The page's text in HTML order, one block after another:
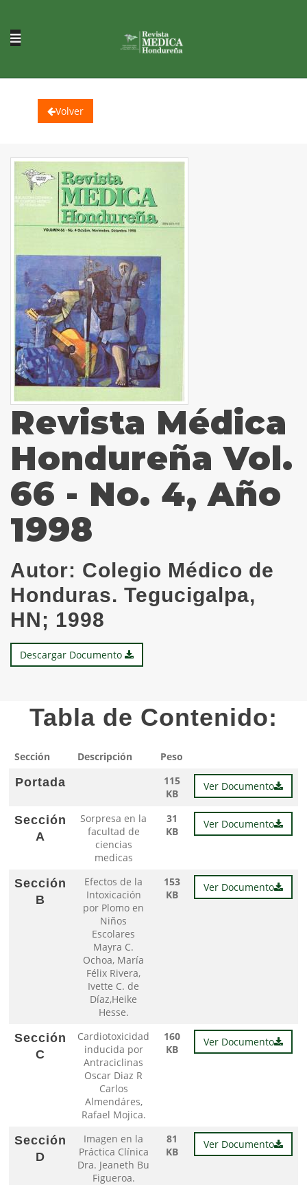
Volver
Revista Médica
Hondureña Vol.
66 - No. 4, Año
1998
Autor: Colegio Médico de
Honduras. Tegucigalpa,
HN; 1998
Descargar Documento
Tabla de Contenido:
Sección Descripción Peso
Portada
115
KB
Ver Documento
Sección
A
Sorpresa en la
facultad de
ciencias
medicas
31
KB
Ver Documento
Sección
B
Efectos de la
Intoxicación
por Plomo en
Niños
Escolares
Mayra C.
Ochoa, María
Félix Rivera,
Ivette C. de
Díaz,Heike
Hesse.
153
KB
Ver Documento
Sección
C
Cardiotoxicidad
inducida por
Antraciclinas
Oscar Diaz R
Carlos
Almendáres,
Rafael Mojica.
160
KB
Ver Documento
Sección
D
Imagen en la
Práctica Clínica
Dra. Jeaneth Bu
Figueroa.
81
KB
Ver Documento